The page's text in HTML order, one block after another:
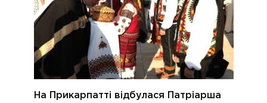
На Прикарпатті відбулася Патріарша